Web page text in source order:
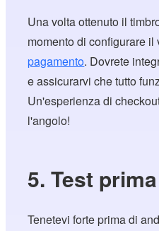
Una volta ottenuto il
momento di configurare
pagamento. Dovrete
e assicurarvi che tutto
Un'esperienza di
l'angolo!
5. Test
Tenetevi forte prima di